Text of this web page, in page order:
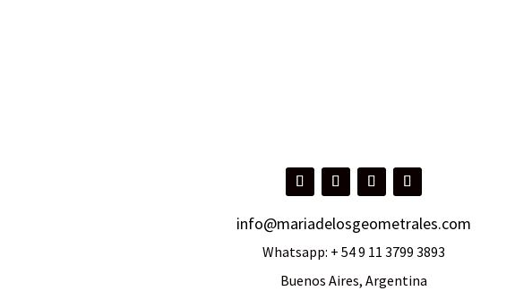
info@mariadelosgeometrales.com
Whatsapp: + 54 9 11 3799 3893
Buenos Aires, Argentina